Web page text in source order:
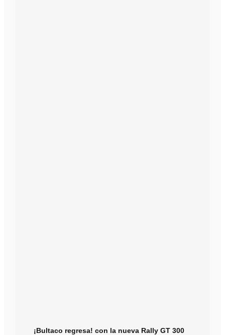
¡Bultaco regresa! con la nueva Rally GT 300